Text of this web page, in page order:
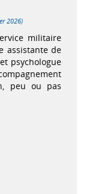
2026)
militaire
assistante de
psychologue
peu ou pas